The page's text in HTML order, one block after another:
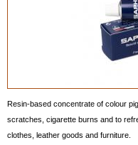
Resin-based concentrate of colour
scratches, cigarette burns and to
clothes, leather goods and furniture.